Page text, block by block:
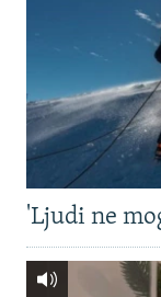
'Ljudi ne